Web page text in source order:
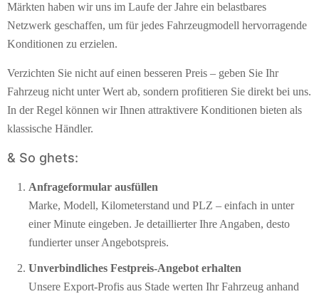
Märkten haben wir uns im Laufe der Jahre ein belastbares
Netzwerk geschaffen, um für jedes Fahrzeugmodell hervorragende
Konditionen zu erzielen.
Verzichten Sie nicht auf einen besseren Preis – geben Sie Ihr
Fahrzeug nicht unter Wert ab, sondern profitieren Sie direkt bei uns.
In der Regel können wir Ihnen attraktivere Konditionen bieten als
klassische Händler.
& So ghets:
Anfrageformular ausfüllen
Marke, Modell, Kilometerstand und PLZ – einfach in unter
einer Minute eingeben. Je detaillierter Ihre Angaben, desto
fundierter unser Angebotspreis.
Unverbindliches Festpreis-Angebot erhalten
Unsere Export-Profis aus Stade werten Ihr Fahrzeug anhand